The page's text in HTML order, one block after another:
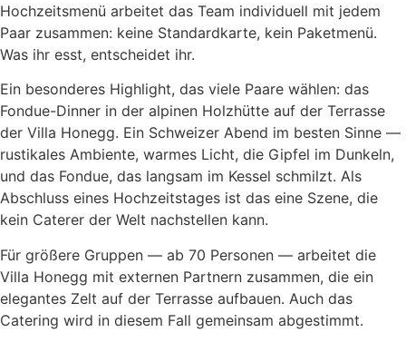
Hochzeitsmenü arbeitet das Team individuell mit jedem
Paar zusammen: keine Standardkarte, kein Paketmenü.
Was ihr esst, entscheidet ihr.
Ein besonderes Highlight, das viele Paare wählen: das
Fondue-Dinner in der alpinen Holzhütte auf der Terrasse
der Villa Honegg. Ein Schweizer Abend im besten Sinne —
rustikales Ambiente, warmes Licht, die Gipfel im Dunkeln,
und das Fondue, das langsam im Kessel schmilzt. Als
Abschluss eines Hochzeitstages ist das eine Szene, die
kein Caterer der Welt nachstellen kann.
Für größere Gruppen — ab 70 Personen — arbeitet die
Villa Honegg mit externen Partnern zusammen, die ein
elegantes Zelt auf der Terrasse aufbauen. Auch das
Catering wird in diesem Fall gemeinsam abgestimmt.